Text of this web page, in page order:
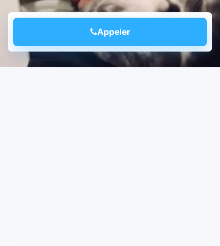
Appeler